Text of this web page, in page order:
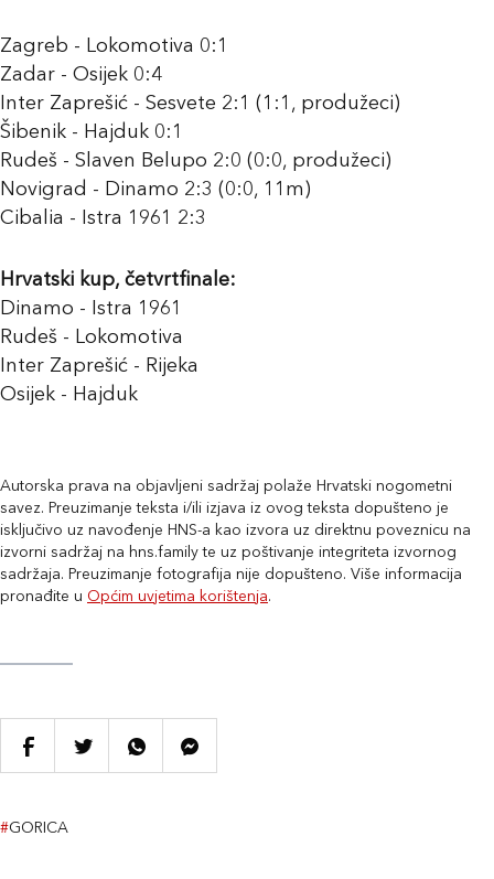
Zagreb - Lokomotiva 0:1
Zadar - Osijek 0:4
Inter Zaprešić - Sesvete 2:1 (1:1, produžeci)
Šibenik - Hajduk 0:1
Rudeš - Slaven Belupo 2:0 (0:0, produžeci)
Novigrad - Dinamo 2:3 (0:0, 11m)
Cibalia - Istra 1961 2:3
Hrvatski kup, četvrtfinale:
Dinamo - Istra 1961
Rudeš - Lokomotiva
Inter Zaprešić - Rijeka
Osijek - Hajduk
Autorska prava na objavljeni sadržaj polaže Hrvatski nogometni
savez. Preuzimanje teksta i/ili izjava iz ovog teksta dopušteno je
isključivo uz navođenje HNS-a kao izvora uz direktnu poveznicu na
izvorni sadržaj na hns.family te uz poštivanje integriteta izvornog
sadržaja. Preuzimanje fotografija nije dopušteno. Više informacija
pronađite u Općim uvjetima korištenja.
#GORICA